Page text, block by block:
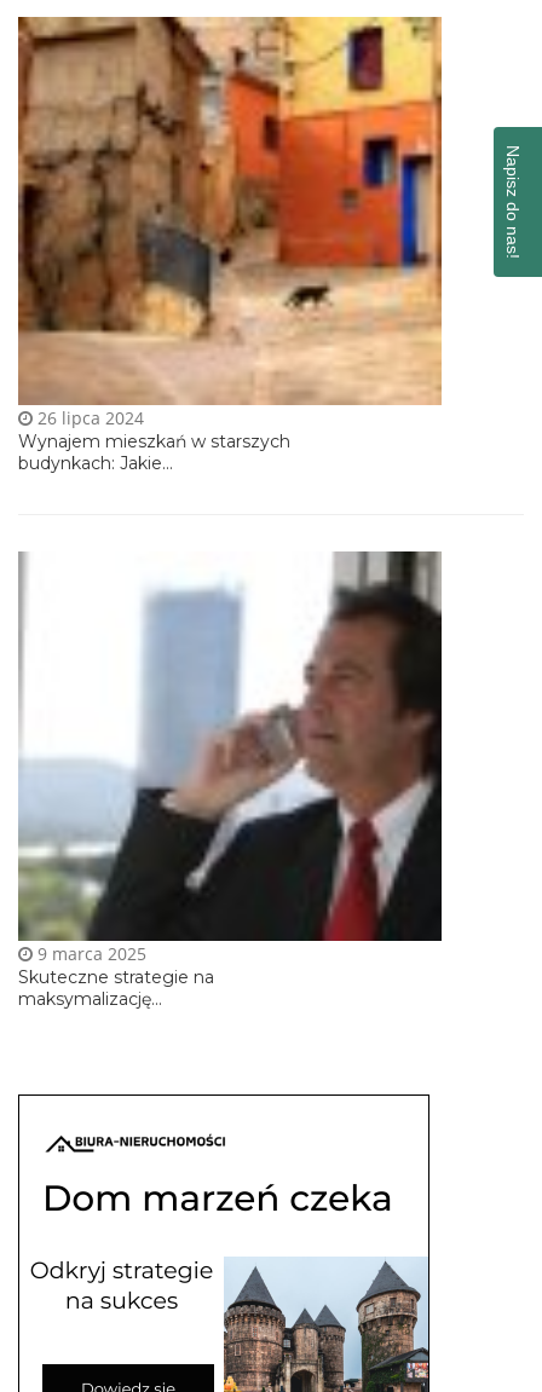
Wynajem mieszkań w starszych
budynkach: Jakie...
26 lipca 2024
Skuteczne strategie na
maksymalizację...
9 marca 2025
Napisz do nas!